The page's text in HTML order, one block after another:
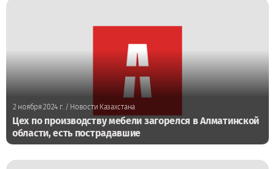
2 ноября 2024 г. / Новости Казахстана
Цех по производству мебели загорелся в Алматинской
области, есть пострадавшие